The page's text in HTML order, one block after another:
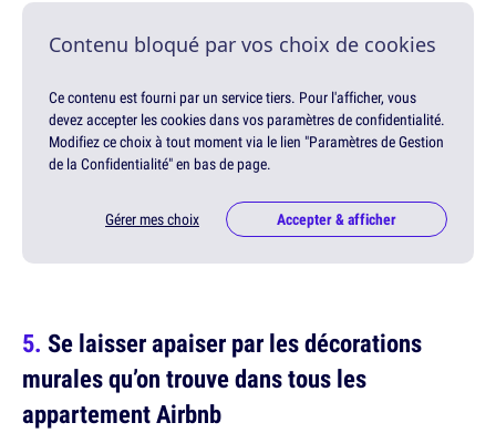
Contenu bloqué par vos choix de cookies
Ce contenu est fourni par un service tiers. Pour l'afficher, vous
devez accepter les cookies dans vos paramètres de confidentialité.
Modifiez ce choix à tout moment via le lien "Paramètres de Gestion
de la Confidentialité" en bas de page.
Gérer mes choix Accepter & afficher
Se laisser apaiser par les décorations
murales qu’on trouve dans tous les
appartement Airbnb